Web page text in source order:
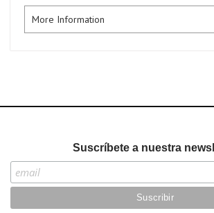
More Information
Suscríbete a nuestra